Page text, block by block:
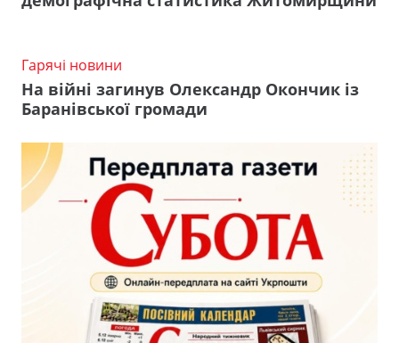
Гарячі новини
На війні загинув Олександр Окончик із
Баранівської громади